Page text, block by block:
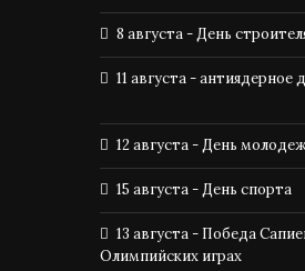
8 августа - День
11 августа - антиядерное
12 августа - День
15 августа - День спорта
13 августа - Победа
Олимпийских играх